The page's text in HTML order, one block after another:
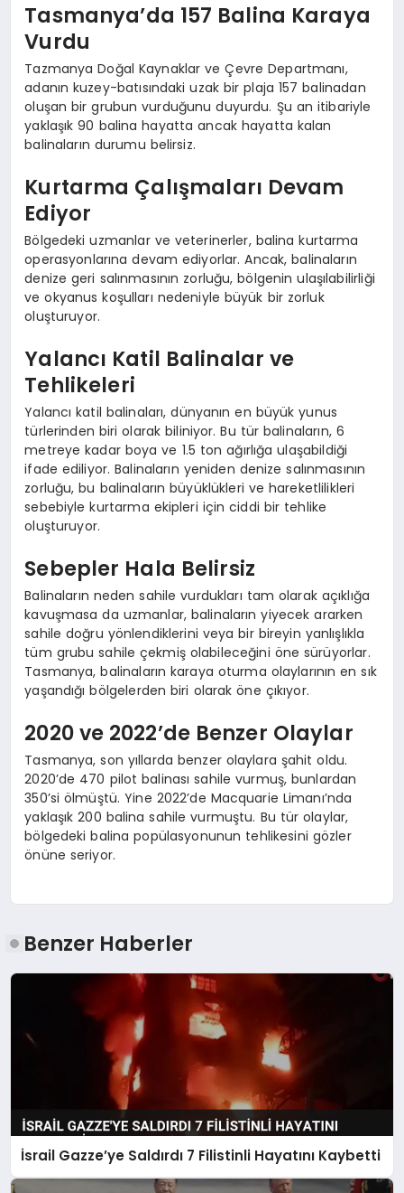
Tasmanya’da 157 Balina Karaya
Vurdu
Tazmanya Doğal Kaynaklar ve Çevre Departmanı,
adanın kuzey-batısındaki uzak bir plaja 157 balinadan
oluşan bir grubun vurduğunu duyurdu. Şu an itibariyle
yaklaşık 90 balina hayatta ancak hayatta kalan
balinaların durumu belirsiz.
Kurtarma Çalışmaları Devam
Ediyor
Bölgedeki uzmanlar ve veterinerler, balina kurtarma
operasyonlarına devam ediyorlar. Ancak, balinaların
denize geri salınmasının zorluğu, bölgenin ulaşılabilirliği
ve okyanus koşulları nedeniyle büyük bir zorluk
oluşturuyor.
Yalancı Katil Balinalar ve
Tehlikeleri
Yalancı katil balinaları, dünyanın en büyük yunus
türlerinden biri olarak biliniyor. Bu tür balinaların, 6
metreye kadar boya ve 1.5 ton ağırlığa ulaşabildiği
ifade ediliyor. Balinaların yeniden denize salınmasının
zorluğu, bu balinaların büyüklükleri ve hareketlilikleri
sebebiyle kurtarma ekipleri için ciddi bir tehlike
oluşturuyor.
Sebepler Hala Belirsiz
Balinaların neden sahile vurdukları tam olarak açıklığa
kavuşmasa da uzmanlar, balinaların yiyecek ararken
sahile doğru yönlendiklerini veya bir bireyin yanlışlıkla
tüm grubu sahile çekmiş olabileceğini öne sürüyorlar.
Tasmanya, balinaların karaya oturma olaylarının en sık
yaşandığı bölgelerden biri olarak öne çıkıyor.
2020 ve 2022’de Benzer Olaylar
Tasmanya, son yıllarda benzer olaylara şahit oldu.
2020’de 470 pilot balinası sahile vurmuş, bunlardan
350’si ölmüştü. Yine 2022’de Macquarie Limanı’nda
yaklaşık 200 balina sahile vurmuştu. Bu tür olaylar,
bölgedeki balina popülasyonunun tehlikesini gözler
önüne seriyor.
Benzer Haberler
İsrail Gazze’ye Saldırdı 7 Filistinli Hayatını Kaybetti